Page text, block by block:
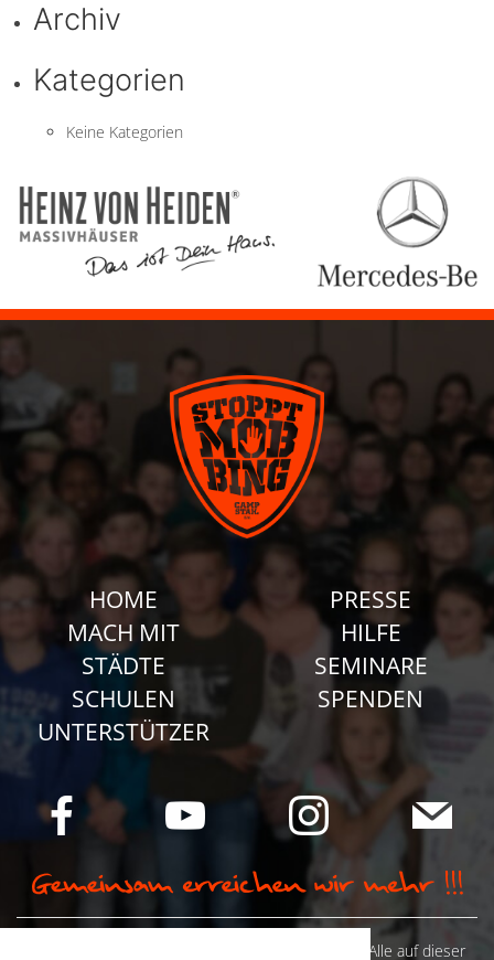
Archiv
Kategorien
Keine Kategorien
HOME
MACH MIT
STÄDTE
SCHULEN
UNTERSTÜTZER
PRESSE
HILFE
SEMINARE
SPENDEN
© Camp Stahl e.V. 2026 alle Rechte vorbehalten: Alle auf dieser